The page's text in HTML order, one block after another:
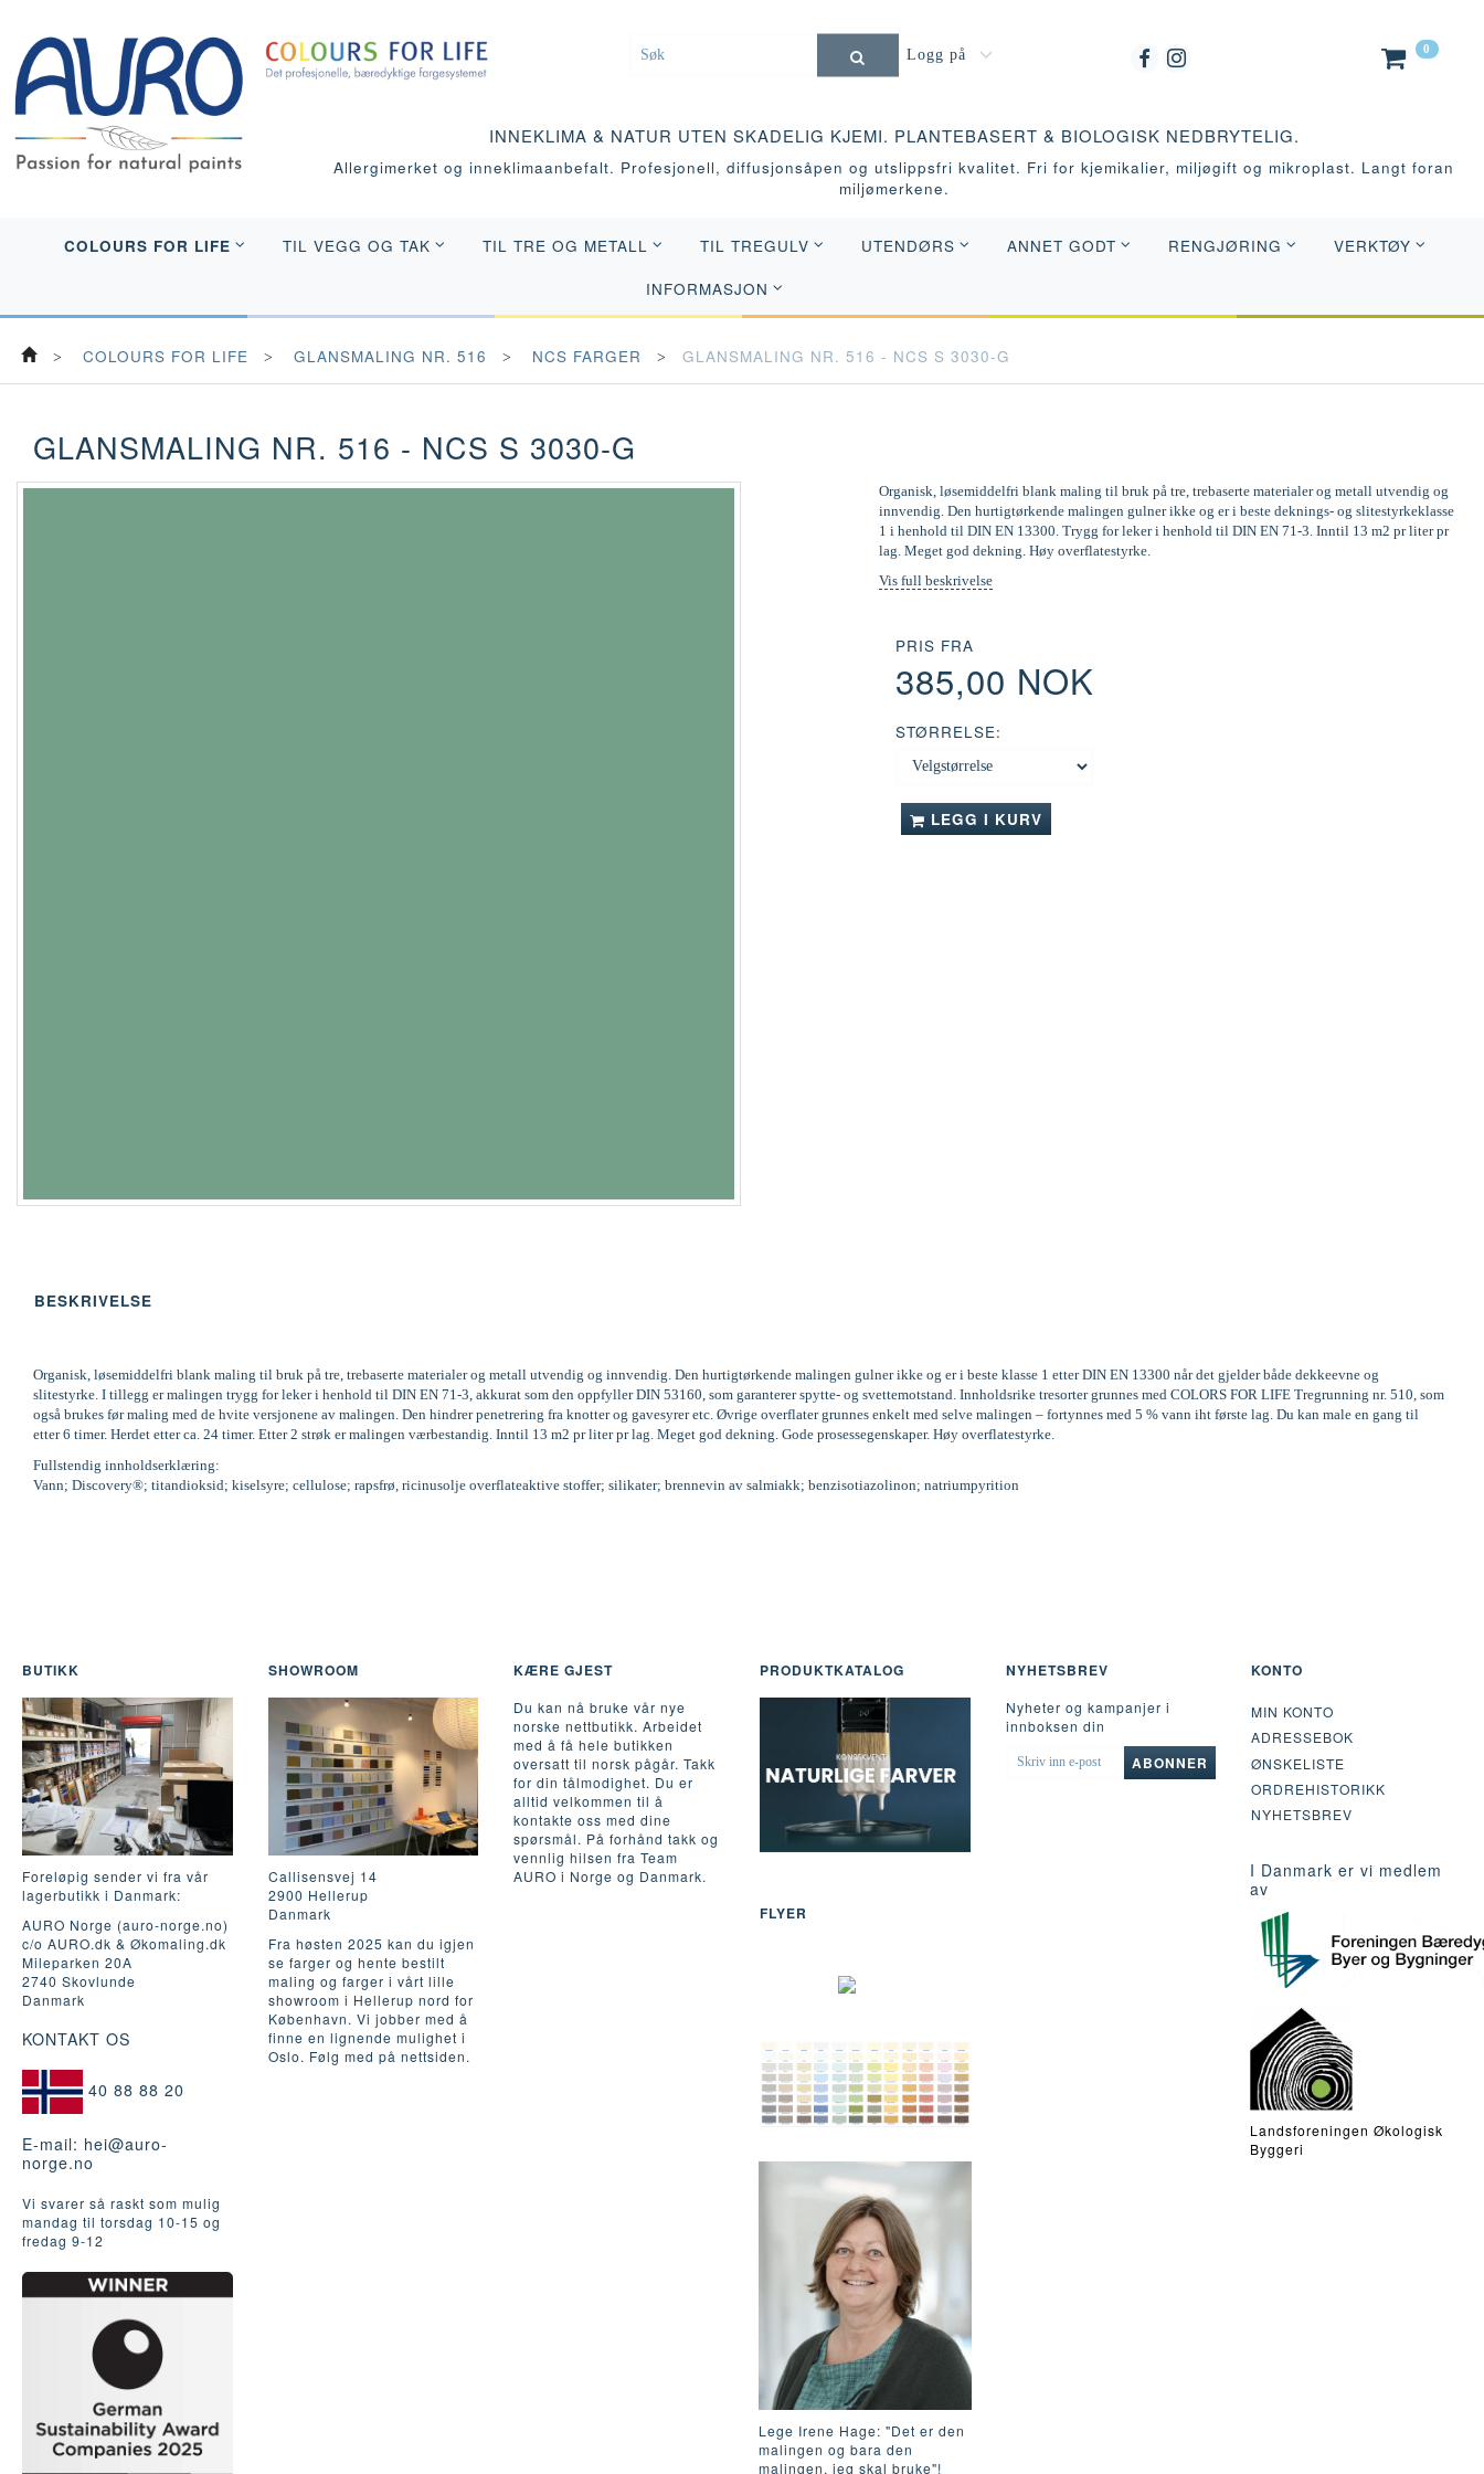
0
Logg på
INNEKLIMA & NATUR UTEN SKADELIG KJEMI. PLANTEBASERT & BIOLOGISK NEDBRYTELIG.
Allergimerket og inneklimaanbefalt. Profesjonell, diffusjonsåpen og utslippsfri kvalitet. Fri for kjemikalier, miljøgift og mikroplast. Langt foran
miljømerkene.
COLOURS FOR LIFE TIL VEGG OG TAK TIL TRE OG METALL TIL TREGULV UTENDØRS ANNET GODT RENGJØRING VERKTØY
INFORMASJON
COLOURS FOR LIFE GLANSMALING NR. 516 NCS FARGER GLANSMALING NR. 516 - NCS S 3030-G
GLANSMALING NR. 516 - NCS S 3030-G
Organisk, løsemiddelfri blank maling til bruk på tre, trebaserte materialer og metall utvendig og
innvendig. Den hurtigtørkende malingen gulner ikke og er i beste deknings- og slitestyrkeklasse
1 i henhold til DIN EN 13300. Trygg for leker i henhold til DIN EN 71-3. Inntil 13 m2 pr liter pr
lag. Meget god dekning. Høy overflatestyrke.
Vis full beskrivelse
PRIS FRA
385,00 NOK
STØRRELSE:
LEGG I KURV
BESKRIVELSE
Organisk, løsemiddelfri blank maling til bruk på tre, trebaserte materialer og metall utvendig og innvendig. Den hurtigtørkende malingen gulner ikke og er i beste klasse 1 etter DIN EN 13300 når det gjelder både dekkeevne og
slitestyrke. I tillegg er malingen trygg for leker i henhold til DIN EN 71-3, akkurat som den oppfyller DIN 53160, som garanterer spytte- og svettemotstand. Innholdsrike tresorter grunnes med COLORS FOR LIFE Tregrunning nr. 510, som
også brukes før maling med de hvite versjonene av malingen. Den hindrer penetrering fra knotter og gavesyrer etc. Øvrige overflater grunnes enkelt med selve malingen – fortynnes med 5 % vann iht første lag. Du kan male en gang til
etter 6 timer. Herdet etter ca. 24 timer. Etter 2 strøk er malingen værbestandig. Inntil 13 m2 pr liter pr lag. Meget god dekning. Gode prosessegenskaper. Høy overflatestyrke.
Fullstendig innholdserklæring:
Vann; Discovery®; titandioksid; kiselsyre; cellulose; rapsfrø, ricinusolje overflateaktive stoffer; silikater; brennevin av salmiakk; benzisotiazolinon; natriumpyrition
BUTIKK
Foreløpig sender vi fra vår
lagerbutikk i Danmark:
AURO Norge (auro-norge.no)
c/o AURO.dk & Økomaling.dk
Mileparken 20A
2740 Skovlunde
Danmark
KONTAKT OS
40 88 88 20
E-mail: hei@auro-
norge.no
Vi svarer så raskt som mulig
mandag til torsdag 10-15 og
fredag ​​9-12
SHOWROOM
Callisensvej 14
2900 Hellerup
Danmark
Fra høsten 2025 kan du igjen
se farger og hente bestilt
maling og farger i vårt lille
showroom i Hellerup nord for
København. Vi jobber med å
finne en lignende mulighet i
Oslo. Følg med på nettsiden.
KÆRE GJEST
Du kan nå bruke vår nye
norske nettbutikk. Arbeidet
med å få hele butikken
oversatt til norsk pågår. Takk
for din tålmodighet. Du er
alltid velkommen til å
kontakte oss med dine
spørsmål. På forhånd takk og
vennlig hilsen fra Team
AURO i Norge og Danmark.
PRODUKTKATALOG
FLYER
Lege Irene Hage: "Det er den
malingen og bara den
malingen, jeg skal bruke"!
NYHETSBREV
Nyheter og kampanjer i
innboksen din
SKRIV
ABONNER
KONTO
MIN KONTO
ADRESSEBOK
ØNSKELISTE
ORDREHISTORIKK
NYHETSBREV
I Danmark er vi medlem
av
Landsforeningen Økologisk
Byggeri